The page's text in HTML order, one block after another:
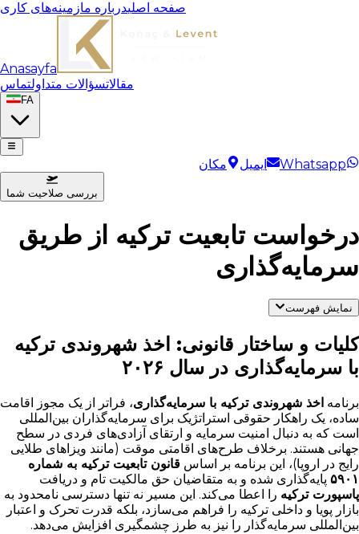
صفحه اصلیدرباره مازمینه‌های کاری
Anasayfa
مقالاتسؤالات متداولتماس
FA
Whatsapp ایمیل مکان
بررسی صلاحیت شما
درخواست تابعیت ترکیه از طریق
سرمایه‌گذاری
نمایش فهرست
کلیات و ساختار قانونی: اخذ شهروندی ترکیه
با سرمایه‌گذاری در سال ۲۰۲۶
برنامه اخذ شهروندی ترکیه با سرمایه‌گذاری، فراتر از یک مجوز اقامت
ساده، یک راهکار حقوقی استراتژیک برای سرمایه‌گذاران بین‌المللی
است که به دنبال امنیت سرمایه و ارتقای آزادی‌های فردی در سطح
جهانی هستند. برخلاف طرح‌های اقامتی موقت (مانند ویزاهای طلایی
رایج در اروپا)، این برنامه بر اساس قانون تابعیت ترکیه به شماره
۵۹۰۱ پایه‌گذاری شده و به متقاضیان حق مالکیت تام و دریافت
پاسپورت ترکیه را اعطا می‌کند. این مسیر نه تنها دسترسی نامحدود به
بازار پویا و داخلی ترکیه را فراهم می‌سازد، بلکه قدرت تحرک و اعتبار
بین‌المللی سرمایه‌گذار را نیز به طرز چشمگیری افزایش می‌دهد.